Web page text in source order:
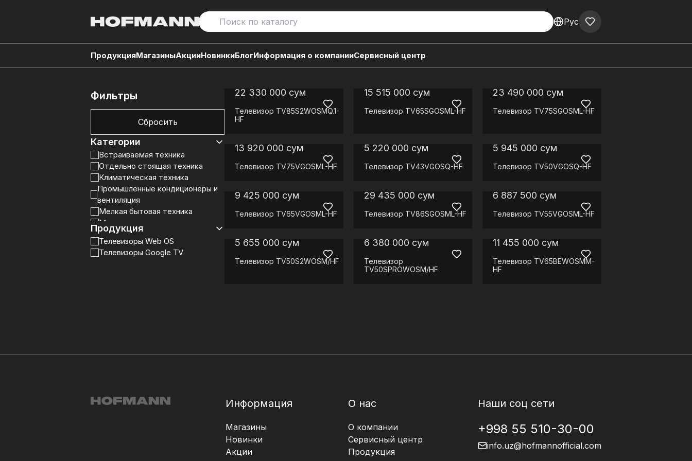
Рус
ПродукцияМагазиныАкцииНовинкиБлогИнформация о компанииСервисный центр
Фильтры
Сбросить
Категории
Встраиваемая техника
Отдельно стоящая техника
Климатическая техника
Промышленные кондиционеры и
вентиляция
Мелкая бытовая техника
Микроволновки и пылесосы
Телевизоры
Продукция
Телевизоры Web OS
Телевизоры Google TV
22 330 000 сум
Телевизор TV85S2WOSMQ.1-
HF
15 515 000 сум
Телевизор TV65SGOSML-HF
23 490 000 сум
Телевизор TV75SGOSML-HF
13 920 000 сум
Телевизор TV75VGOSML-HF
5 220 000 сум
Телевизор TV43VGOSQ-HF
5 945 000 сум
Телевизор TV50VGOSQ-HF
9 425 000 сум
Телевизор TV65VGOSML-HF
29 435 000 сум
Телевизор TV86SGOSML-HF
6 887 500 сум
Телевизор TV55VGOSML-HF
5 655 000 сум
Телевизор TV50S2WOSM/HF
6 380 000 сум
Телевизор
TV50SPROWOSM/HF
11 455 000 сум
Телевизор TV65BEWOSMM-
HF
Информация
Магазины
Новинки
Акции
О нас
О компании
Сервисный центр
Продукция
Наши соц сети
+998 55 510-30-00
info.uz@hofmannofficial.com